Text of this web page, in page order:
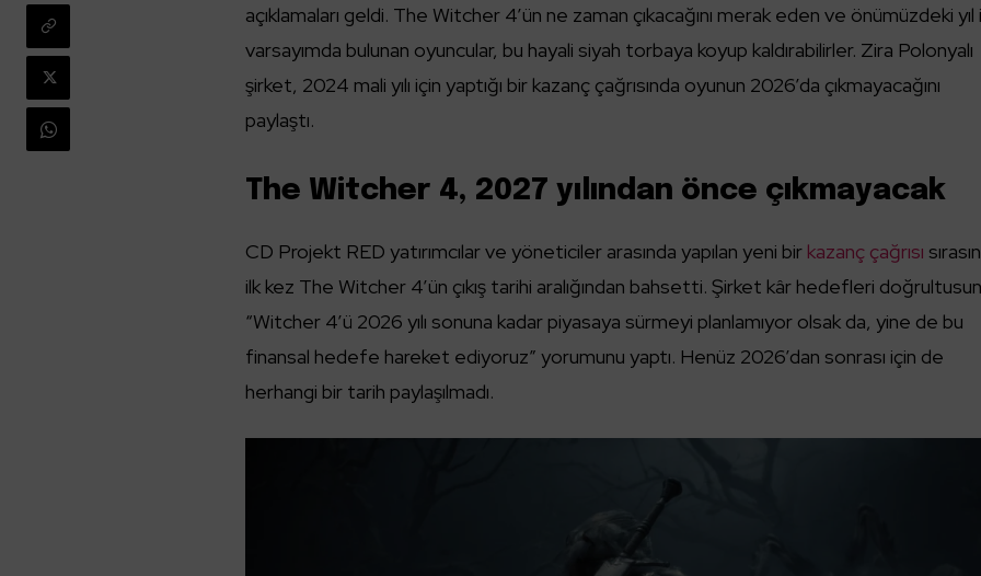
açıklamaları geldi. The Witcher 4’ün ne zaman çıkacağını merak eden ve önümüzdeki yıl
varsayımda bulunan oyuncular, bu hayali siyah torbaya koyup kaldırabilirler. Zira Polonyalı
şirket, 2024 mali yılı için yaptığı bir kazanç çağrısında oyunun 2026’da çıkmayacağını
paylaştı.
The Witcher 4, 2027 yılından önce çıkmayacak
CD Projekt RED yatırımcılar ve yöneticiler arasında yapılan yeni bir kazanç çağrısı
ilk kez The Witcher 4’ün çıkış tarihi aralığından bahsetti. Şirket kâr hedefleri
“Witcher 4’ü 2026 yılı sonuna kadar piyasaya sürmeyi planlamıyor olsak da, yine de bu
finansal hedefe hareket ediyoruz” yorumunu yaptı. Henüz 2026’dan sonrası için de
herhangi bir tarih paylaşılmadı.